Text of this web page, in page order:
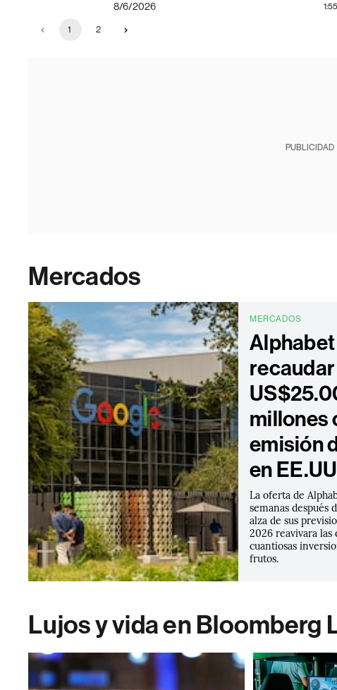
8/6/2026
1 2
PUBLICIDAD
Mercados
MERCADOS
millones
emisión
en
La oferta de
semanas después
alza de sus
2026 reavivara las
cuantiosas
frutos.
Lujos y vida en Bloomberg